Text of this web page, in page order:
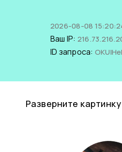
2026-08-08
Ваш IP:
ID запроса:
Разверните